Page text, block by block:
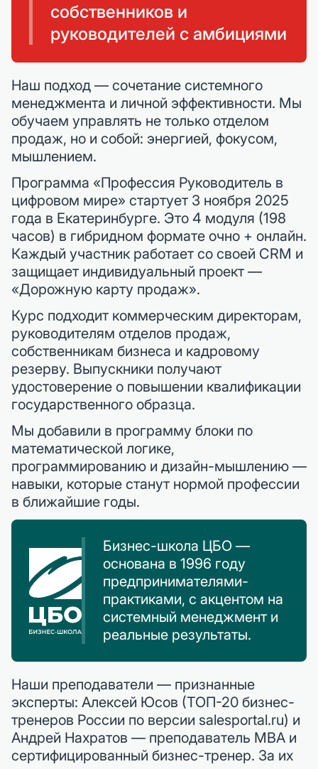
собственников и
руководителей с амбициями
Наш подход — сочетание системного
менеджмента и личной эффективности. Мы
обучаем управлять не только отделом
продаж, но и собой: энергией, фокусом,
мышлением.
Программа «Профессия Руководитель в
цифровом мире» стартует 3 ноября 2025
года в Екатеринбурге. Это 4 модуля (198
часов) в гибридном формате очно + онлайн.
Каждый участник работает со своей CRM и
защищает индивидуальный проект —
«Дорожную карту продаж».
Курс подходит коммерческим директорам,
руководителям отделов продаж,
собственникам бизнеса и кадровому
резерву. Выпускники получают
удостоверение о повышении квалификации
государственного образца.
Мы добавили в программу блоки по
математической логике,
программированию и дизайн-мышлению —
навыки, которые станут нормой профессии
в ближайшие годы.
Бизнес-школа ЦБО —
основана в 1996 году
предпринимателями-
практиками, с акцентом на
системный менеджмент и
реальные результаты.
Наши преподаватели — признанные
эксперты: Алексей Юсов (ТОП-20 бизнес-
тренеров России по версии salesportal.ru) и
Андрей Нахратов — преподаватель MBA и
сертифицированный бизнес-тренер. За их